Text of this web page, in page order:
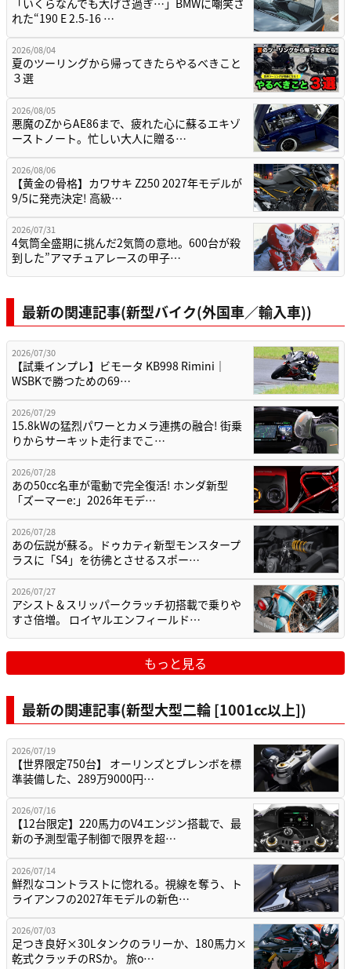
「いくらなんでも大げさ過ぎ…」BMWに嘲笑さ
れた“190 E 2.5-16 …
2026/08/04
夏のツーリングから帰ってきたらやるべきこと
３選
2026/08/05
悪魔のZからAE86まで、疲れた心に蘇るエキゾ
ーストノート。忙しい大人に贈る…
2026/08/06
【黄金の骨格】カワサキ Z250 2027年モデルが
9/5に発売決定! 高級…
2026/07/31
4気筒全盛期に挑んだ2気筒の意地。600台が殺
到した”アマチュアレースの甲子…
最新の関連記事(新型バイク(外国車／輸入車))
2026/07/30
【試乗インプレ】ビモータ KB998 Rimini｜
WSBKで勝つための69…
2026/07/29
15.8kWの猛烈パワーとカメラ連携の融合! 街乗
りからサーキット走行までこ…
2026/07/28
あの50cc名車が電動で完全復活! ホンダ新型
「ズーマーe:」2026年モデ…
2026/07/28
あの伝説が蘇る。ドゥカティ新型モンスタープ
ラスに「S4」を彷彿とさせるスポー…
2026/07/27
アシスト＆スリッパークラッチ初搭載で乗りや
すさ倍増。 ロイヤルエンフィールド…
もっと見る
最新の関連記事(新型大型二輪 [1001cc以上])
2026/07/19
【世界限定750台】 オーリンズとブレンボを標
準装備した、289万9000円…
2026/07/16
【12台限定】220馬力のV4エンジン搭載で、最
新の予測型電子制御で限界を超…
2026/07/14
鮮烈なコントラストに惚れる。視線を奪う、ト
ライアンフの2027年モデルの新色…
2026/07/03
足つき良好×30Lタンクのラリーか、180馬力×
乾式クラッチのRSか。 旅o…